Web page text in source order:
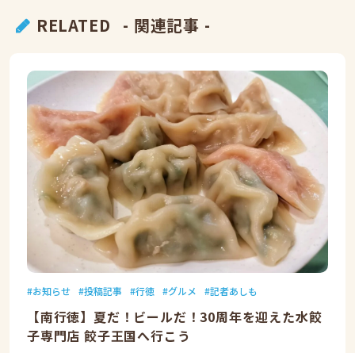
RELATED - 関連記事 -
お知らせ 投稿記事 行徳 グルメ 記者あしも
【南行徳】夏だ！ビールだ！30周年を迎えた水餃
子専門店 餃子王国へ行こう